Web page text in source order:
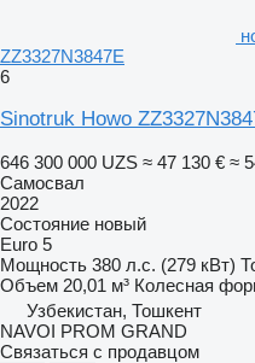
ZZ3327N3847E
6
Sinotruk Howo
646 300 000 UZS ≈ 47 130 € ≈
Самосвал
2022
Состояние новый
Euro 5
Мощность 380 л.с. (279 кВт)
Объем 20,01 м³ Колесная
Узбекистан, Тошкент
NAVOI PROM GRAND
Связаться с продавцом